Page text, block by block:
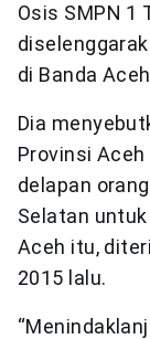
Osis SMPN 1
di Banda
Dia
Provinsi
delapan
Selatan
Aceh itu,
2015 lalu.